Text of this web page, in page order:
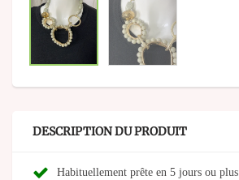
DESCRIPTION DU PRODUIT
Habituellement prête en 5 jours ou plus